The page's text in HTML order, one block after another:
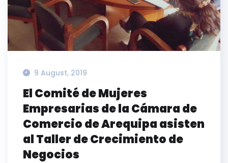
9 August, 2019
El Comité de Mujeres
Empresarias de la Cámara de
Comercio de Arequipa asisten
al Taller de Crecimiento de
Negocios